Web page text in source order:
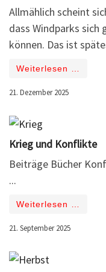
Allmählich scheint
dass Windparks sich
können. Das ist
Weiterlesen …
21. Dezember 2025
Krieg und Konflikte
Beiträge Bücher
...
Weiterlesen …
21. September 2025